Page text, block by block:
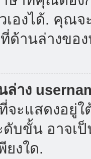
องได้. คุณจ
ด้านล่างขอ
าง
ะแสดงอยู่ใ
บขั้น อาจเ
งใด.